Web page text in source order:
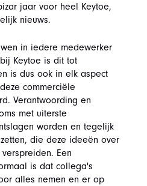
jaar voor heel Keytoe,
nieuws.
in iedere medewerker
Keytoe is dit tot
is dus ook in elk aspect
commerciële
Verantwoording en
met uiterste
worden en tegelijk
die deze ideeën over
Een
is dat collega's
alles nemen en er op